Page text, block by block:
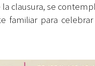
clausura, se
familiar para